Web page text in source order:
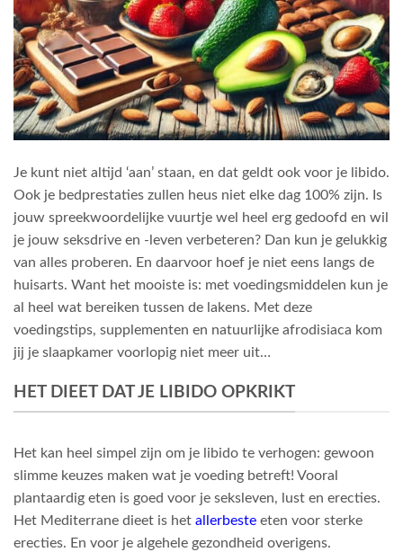
Je kunt niet altijd ‘aan’ staan, en dat geldt ook voor je libido.
Ook je bedprestaties zullen heus niet elke dag 100% zijn. Is
jouw spreekwoordelijke vuurtje wel heel erg gedoofd en wil
je jouw seksdrive en -leven verbeteren? Dan kun je gelukkig
van alles proberen. En daarvoor hoef je niet eens langs de
huisarts. Want het mooiste is: met voedingsmiddelen kun je
al heel wat bereiken tussen de lakens. Met deze
voedingstips, supplementen en natuurlijke afrodisiaca kom
jij je slaapkamer voorlopig niet meer uit…
HET DIEET DAT JE LIBIDO OPKRIKT
Het kan heel simpel zijn om je libido te verhogen: gewoon
slimme keuzes maken wat je voeding betreft! Vooral
plantaardig eten is goed voor je seksleven, lust en erecties.
Het Mediterrane dieet is het allerbeste eten voor sterke
erecties. En voor je algehele gezondheid overigens.